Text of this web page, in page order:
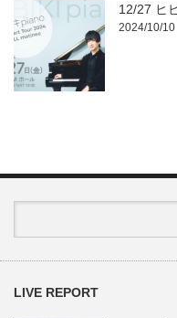
12/27 ヒ
2024/10/10
LIVE REPORT